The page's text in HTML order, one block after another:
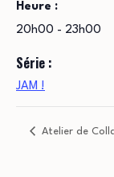
Heure :
20h00 - 23h00
Série :
JAM !
Atelier de